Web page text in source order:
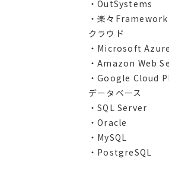
・OutSystems
・楽々Framework
クラウド
・Microsoft Azure
・Amazon Web
・Google Cloud
データベース
・SQL Server
・Oracle
・MySQL
・PostgreSQL